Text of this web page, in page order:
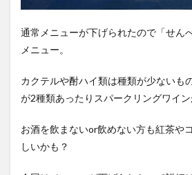
通常メニューが下げられたので「せん
メニュー。
カクテルや酎ハイ類は種類が少ないも
が2種類あったりスパークリングワイン
お酒を飲まないor飲めない方も紅茶や
しいかも？